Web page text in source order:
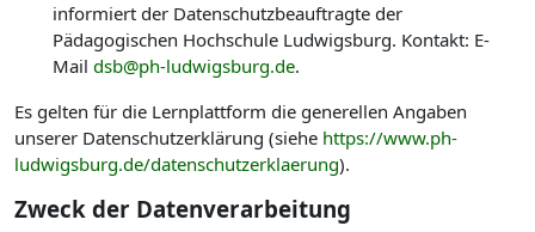
informiert der Datenschutzbeauftragte der
Pädagogischen Hochschule Ludwigsburg. Kontakt: E-
Mail dsb@ph-ludwigsburg.de.
Es gelten für die Lernplattform die generellen Angaben
unserer Datenschutzerklärung (siehe https://www.ph-
ludwigsburg.de/datenschutzerklaerung).
Zweck der Datenverarbeitung